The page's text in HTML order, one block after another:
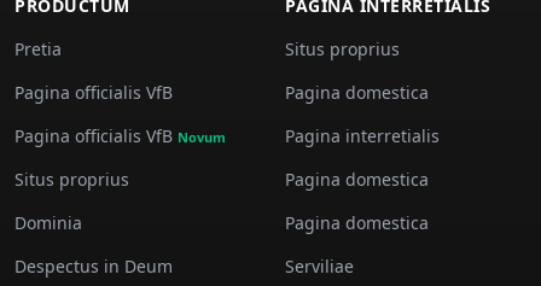
PRODUCTUM
Pretia
Pagina officialis VfB
Pagina officialis VfB Novum
Situs proprius
Dominia
Despectus in Deum
PAGINA INTERRETIALIS
Situs proprius
Pagina domestica
Pagina interretialis
Pagina domestica
Pagina domestica
Serviliae